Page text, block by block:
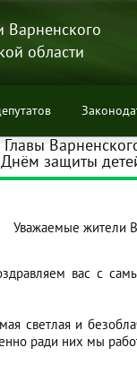
Варненского
области
защиты
Уважаемые жители
вас с
светлая и
ради них мы